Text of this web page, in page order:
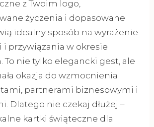
z Twoim logo,
życzenia i dopasowane
idealny sposób na wyrażenie
i przywiązania w okresie
To nie tylko elegancki gest, ale
okazja do wzmocnienia
partnerami biznesowymi i
Dlatego nie czekaj dłużej –
kartki świąteczne dla